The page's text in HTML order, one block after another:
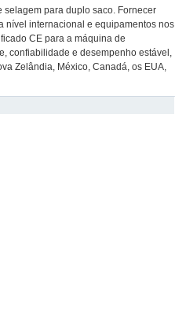
para duplo saco. Fornecer
nível internacional e equipamentos nos
CE para a máquina de
confiabilidade e desempenho estável,
Zelândia, México, Canadá, os EUA,